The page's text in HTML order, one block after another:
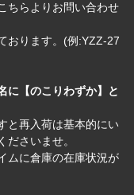
ちら よりお問い合わせ
おります。(例:YZZ-27
に【のこりわずか】と
と再入荷は基本的にい
さいませ。
ムに倉庫の在庫状況が